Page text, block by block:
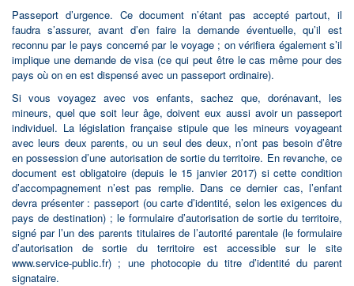
Passeport d’urgence. Ce document n’étant pas accepté partout, il
faudra s’assurer, avant d’en faire la demande éventuelle, qu’il est
reconnu par le pays concerné par le voyage ; on vérifiera également s’il
implique une demande de visa (ce qui peut être le cas même pour des
pays où on en est dispensé avec un passeport ordinaire).
Si vous voyagez avec vos enfants, sachez que, dorénavant, les
mineurs, quel que soit leur âge, doivent eux aussi avoir un passeport
individuel. La législation française stipule que les mineurs voyageant
avec leurs deux parents, ou un seul des deux, n’ont pas besoin d’être
en possession d’une autorisation de sortie du territoire. En revanche, ce
document est obligatoire (depuis le 15 janvier 2017) si cette condition
d’accompagnement n’est pas remplie. Dans ce dernier cas, l’enfant
devra présenter : passeport (ou carte d’identité, selon les exigences du
pays de destination) ; le formulaire d’autorisation de sortie du territoire,
signé par l’un des parents titulaires de l’autorité parentale (le formulaire
d’autorisation de sortie du territoire est accessible sur le site
www.service-public.fr) ; une photocopie du titre d’identité du parent
signataire.